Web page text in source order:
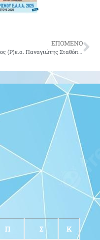
ΕΠΟΜΕΝΟ
Σμχος (Ρ)ε.α. Παναγιώτης Σταθόπουλος του Σωτηρίου-δεν είναι πια μαζί μας
Π Σ Κ